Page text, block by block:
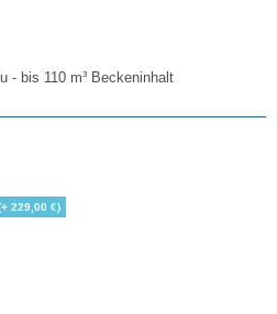
- bis 110 m³ Beckeninhalt
229,00 €)